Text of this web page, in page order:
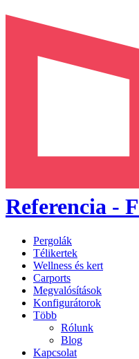
Referencia -
Pergolák
Télikertek
Wellness és kert
Carports
Megvalósítások
Konfigurátorok
Több
Rólunk
Blog
Kapcsolat